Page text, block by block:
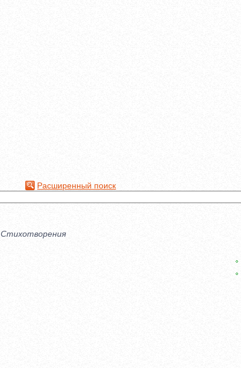
Расширенный поиск
Стихотворения